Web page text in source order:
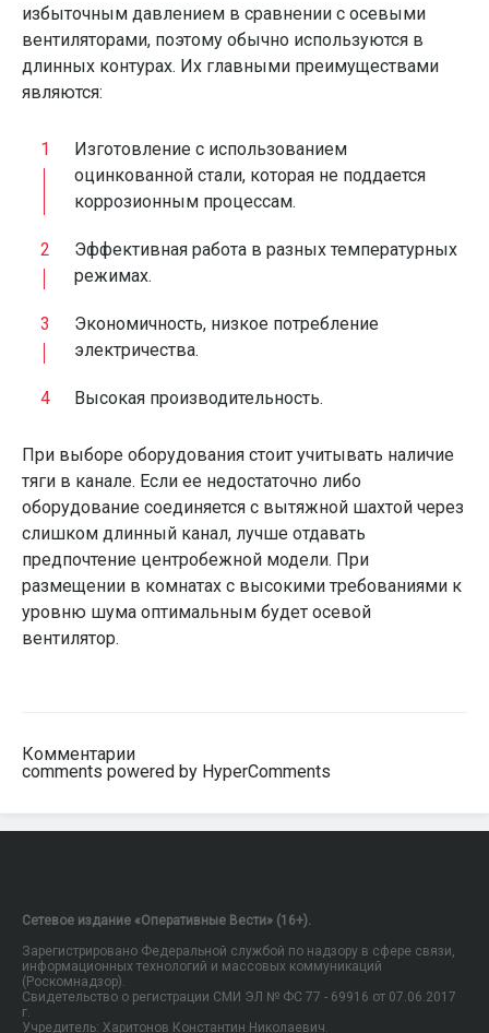
избыточным давлением в сравнении с осевыми
вентиляторами, поэтому обычно используются в
длинных контурах. Их главными преимуществами
являются:
Изготовление с использованием
оцинкованной стали, которая не поддается
коррозионным процессам.
Эффективная работа в разных температурных
режимах.
Экономичность, низкое потребление
электричества.
Высокая производительность.
При выборе оборудования стоит учитывать наличие
тяги в канале. Если ее недостаточно либо
оборудование соединяется с вытяжной шахтой через
слишком длинный канал, лучше отдавать
предпочтение центробежной модели. При
размещении в комнатах с высокими требованиями к
уровню шума оптимальным будет осевой
вентилятор.
Комментарии
comments powered by HyperComments
Сетевое издание «Оперативные Вести» (16+).
Зарегистрировано Федеральной службой по надзору в сфере связи,
информационных технологий и массовых коммуникаций
(Роскомнадзор).
Свидетельство о регистрации СМИ ЭЛ № ФС 77 - 69916 от 07.06.2017
г.
Учредитель: Харитонов Константин Николаевич.